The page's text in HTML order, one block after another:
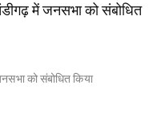
में जनसभा को संबोधित
को संबोधित किया